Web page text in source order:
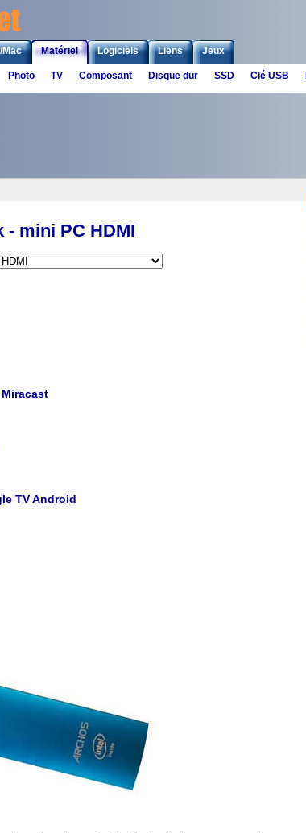
Mac Matériel Logiciels Liens Jeux
Photo TV Composant Disque dur SSD Clé USB
- mini PC HDMI
TV Android